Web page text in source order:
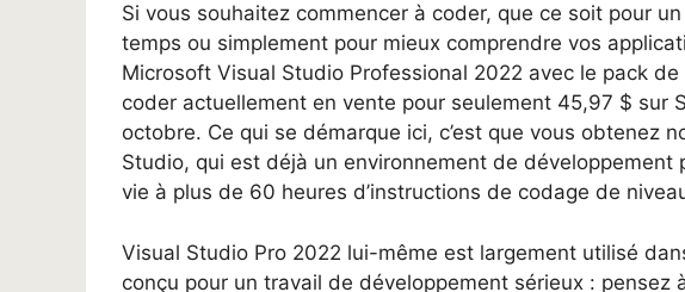
Si vous souhaitez commencer à coder, que ce soit pour
temps ou simplement pour mieux comprendre vos
Microsoft Visual Studio Professional 2022 avec le pack
coder actuellement en vente pour seulement 45,97 $ sur
octobre. Ce qui se démarque ici, c’est que vous obtenez
Studio, qui est déjà un environnement de développement
vie à plus de 60 heures d’instructions de codage de
Visual Studio Pro 2022 lui-même est largement utilisé
conçu pour un travail de développement sérieux : pensez